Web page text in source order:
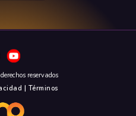
reservados
| Términos